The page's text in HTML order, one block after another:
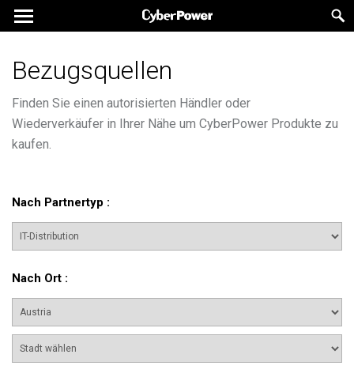
Bezugsquellen
Finden Sie einen autorisierten Händler oder
Wiederverkäufer in Ihrer Nähe um CyberPower Produkte zu
kaufen.
Nach Partnertyp :
Nach Ort :